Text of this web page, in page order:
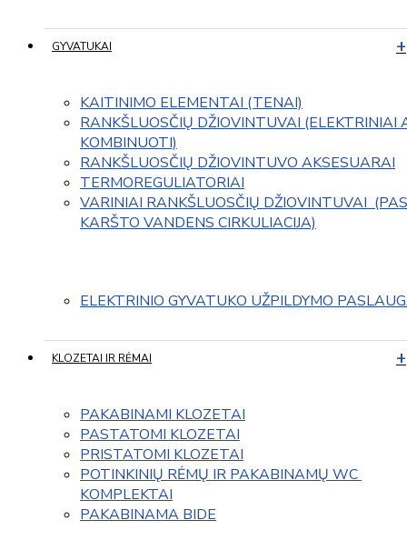
GYVATUKAI
KAITINIMO ELEMENTAI (TENAI)
RANKŠLUOSČIŲ DŽIOVINTUVAI (ELEKTRINIAI
KOMBINUOTI)
RANKŠLUOSČIŲ DŽIOVINTUVO AKSESUARAI
TERMOREGULIATORIAI
VARINIAI RANKŠLUOSČIŲ DŽIOVINTUVAI
KARŠTO VANDENS CIRKULIACIJA)
ELEKTRINIO GYVATUKO UŽPILDYMO
KLOZETAI IR RĖMAI
PAKABINAMI KLOZETAI
PASTATOMI KLOZETAI
PRISTATOMI KLOZETAI
POTINKINIŲ RĖMŲ IR PAKABINAMŲ WC
KOMPLEKTAI
PAKABINAMA BIDE